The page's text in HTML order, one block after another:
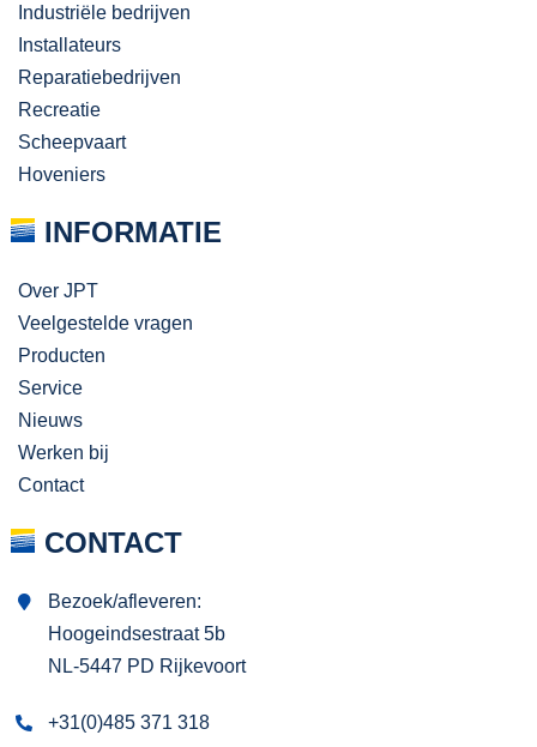
Industriële bedrijven
Installateurs
Reparatiebedrijven
Recreatie
Scheepvaart
Hoveniers
INFORMATIE
Over JPT
Veelgestelde vragen
Producten
Service
Nieuws
Werken bij
Contact
CONTACT
Bezoek/afleveren:
Hoogeindsestraat 5b
NL-5447 PD Rijkevoort
+31(0)485 371 318